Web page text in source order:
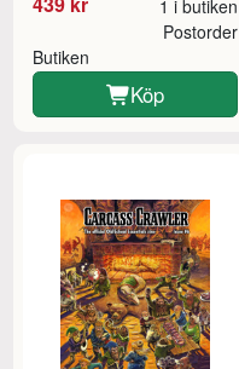
1 i butiken
Butiken
Postorder
Köp